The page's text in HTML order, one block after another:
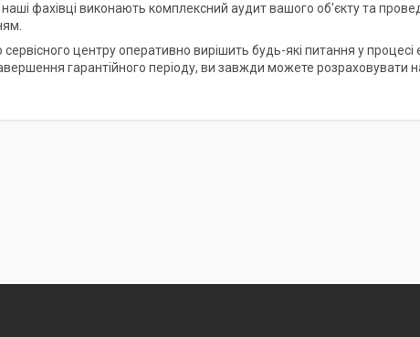
фахівці виконають комплексний аудит вашого об'єкту та
центру оперативно вирішить будь-які питання у процесі
гарантійного періоду, ви завжди можете розраховувати